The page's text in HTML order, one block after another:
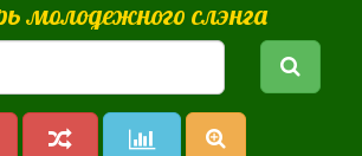
молодежного слэнга